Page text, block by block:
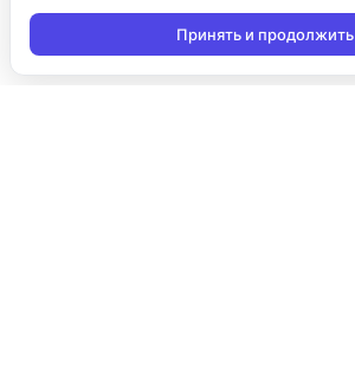
Принять и продолжить